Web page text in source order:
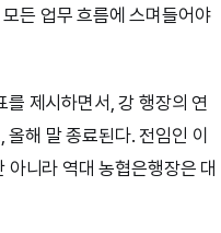
든 업무 흐름에 스며들어야
제시하면서, 강 행장의 연
해 말 종료된다. 전임인 이
니라 역대 농협은행장은 대